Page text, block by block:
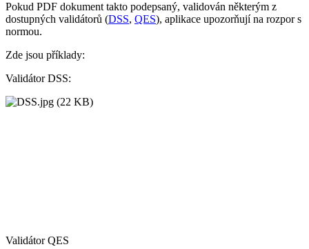
Pokud PDF dokument takto podepsaný, validován některým z
dostupných validátorů (DSS, QES), aplikace upozorňují na rozpor s
normou.
Zde jsou příklady:
Validátor DSS:
Validátor QES